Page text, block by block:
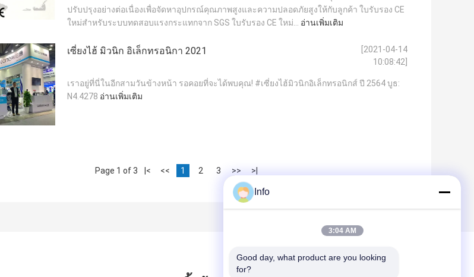
ปรับปรุงอย่างต่อเนื่องเพื่อจัดหาอุปกรณ์คุณภาพสูงและความปลอดภัยสูงให้กับลูกค้า ใบรับรอง CE
ใหม่สำหรับระบบทดสอบแรงกระแทกจาก SGS ใบรับรอง CE ใหม่... อ่านเพิ่มเติม
เซี่ยงไฮ้ มิวนิก อิเล็กทรอนิกา 2021
[2021-04-14
10:08:42]
เราอยู่ที่นี่ในอีกสามวันข้างหน้า รอคอยที่จะได้พบคุณ! #เซี่ยงไฮ้มิวนิกอิเล็กทรอนิกส์ ปี 2564 บูธ:
N4.4278 อ่านเพิ่มเติม
Page 1 of 3 |< << 1 2 3 >> >|
Info
3:04 AM
Good day, what product are you looking
for?